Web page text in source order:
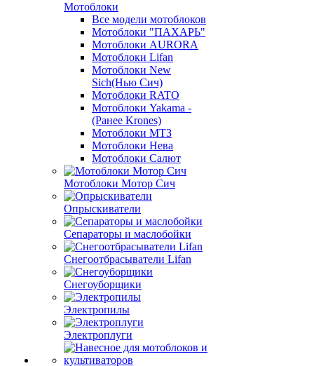
Мотоблоки
Все модели мотоблоков
Мотоблоки "ПАХАРЬ"
Мотоблоки AURORA
Мотоблоки Lifan
Мотоблоки New
Sich(Нью Сич)
Мотоблоки RATO
Мотоблоки Yakama -
(Ранее Krones)
Мотоблоки МТЗ
Мотоблоки Нева
Мотоблоки Салют
Мотоблоки Мотор Сич
Опрыскиватели
Сепараторы и маслобойки
Снегоотбрасыватели Lifan
Снегоуборщики
Электропилы
Электроплуги